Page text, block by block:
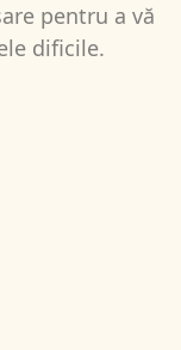
pentru a vă
dificile.